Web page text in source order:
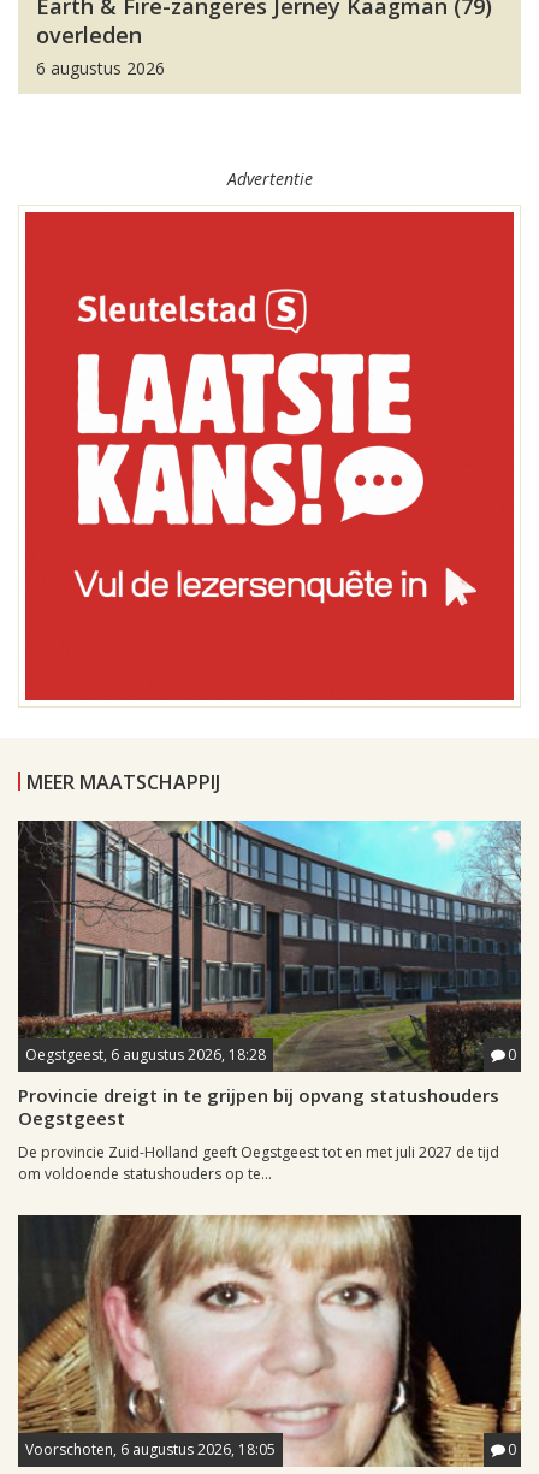
Earth & Fire-zangeres Jerney Kaagman (79)
overleden
6 augustus 2026
Advertentie
MEER MAATSCHAPPIJ
Oegstgeest, 6 augustus 2026, 18:28 0
Provincie dreigt in te grijpen bij opvang statushouders
Oegstgeest
De provincie Zuid-Holland geeft Oegstgeest tot en met juli 2027 de tijd
om voldoende statushouders op te...
Voorschoten, 6 augustus 2026, 18:05 0